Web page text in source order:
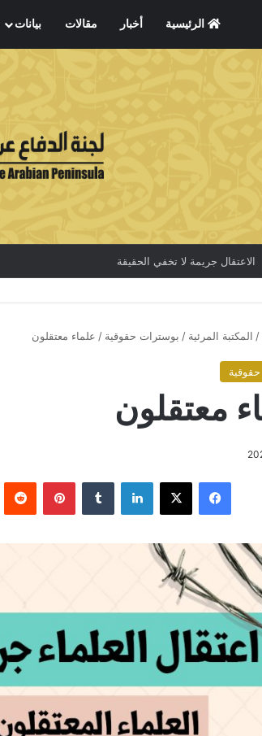
الرئيسية أخبار مقالات بيانات
الاعتقال جريمة لا تخفي الحقيقة
/ المكتبة المرئية / بوسترات حقوقية / علماء معتقلون
معتقلون
فيسبوك X لينكدإن بينتيريست